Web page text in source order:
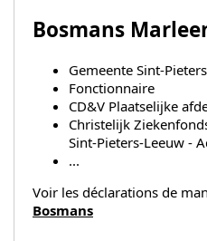
Bosmans
Gemeente Sint-
Fonctionnaire
CD&V Plaatselijke
Christelijk
Sint-Pieters-Leeuw -
...
Voir les déclarations de
Bosmans